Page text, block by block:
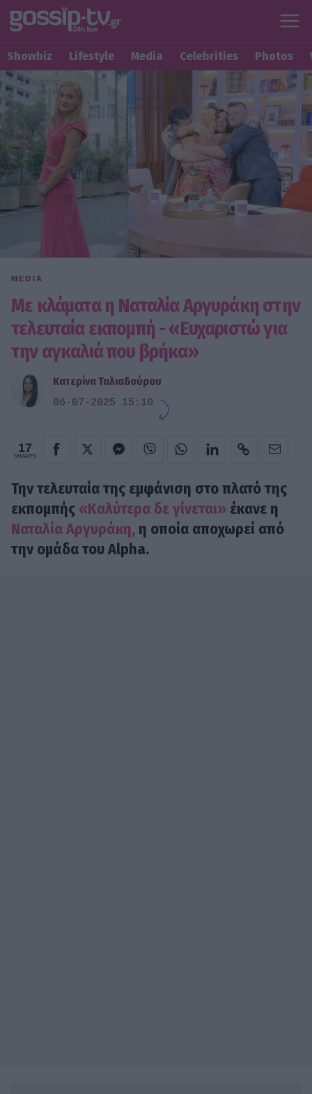
Showbiz Lifestyle Media Celebrities Photos
MEDIA
Με κλάματα η Ναταλία Αργυράκη στην
τελευταία εκπομπή - «Ευχαριστώ για
την αγκαλιά που βρήκα»
Κατερίνα Ταλιαδούρου
06-07-2025 15:10
17
SHARES
Την τελευταία της εμφάνιση στο πλατό της
εκπομπής «Καλύτερα δε γίνεται» έκανε η
Ναταλία Αργυράκη, η οποία αποχωρεί από
την ομάδα του Alpha.